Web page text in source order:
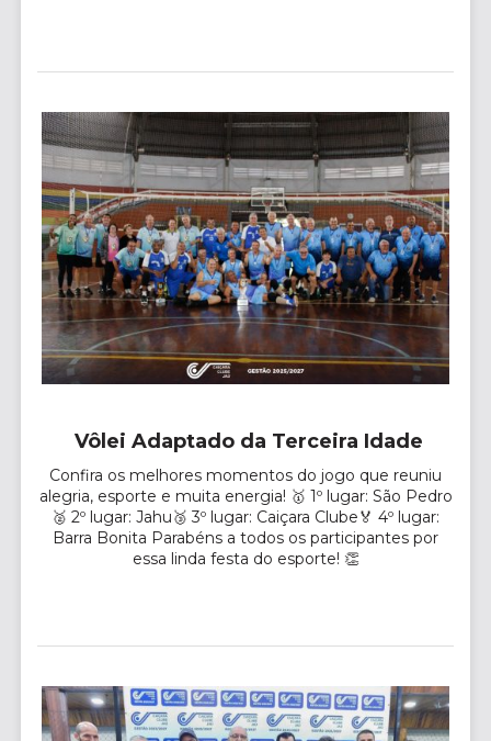
Vôlei Adaptado da Terceira Idade
Confira os melhores momentos do jogo que reuniu
alegria, esporte e muita energia! 🥇 1º lugar: São Pedro
🥈 2º lugar: Jahu🥉 3º lugar: Caiçara Clube🏅 4º lugar:
Barra Bonita Parabéns a todos os participantes por
essa linda festa do esporte! 👏